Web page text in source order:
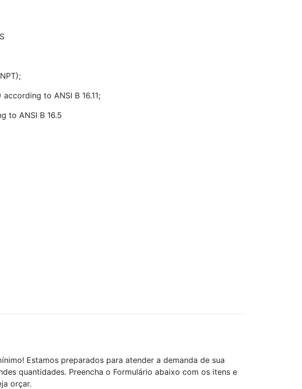
to ANSI B 16.11;
to ANSI B 16.5
Estamos preparados para atender a demanda de sua
quantidades. Preencha o Formulário abaixo com os itens e
orçar.